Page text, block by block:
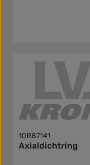
10R87141
Axialdichtring